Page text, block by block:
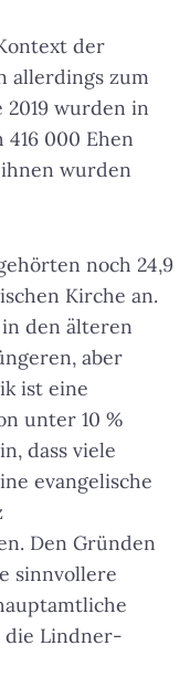
der
allerdings zum
2019 wurden in
000 Ehen
ihnen wurden
noch 24,9
Kirche an.
den älteren
aber
ist eine
unter 10 %
dass viele
evangelische
Den Gründen
sinnvollere
die Lindner-